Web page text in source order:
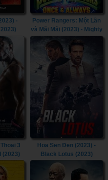
-
Power Rangers: Một Lần
và Mãi Mãi (2023) - Mighty
Once & Always (2023)
3
(2023)
Hoa Sen Đen (2023) -
Black Lotus (2023)